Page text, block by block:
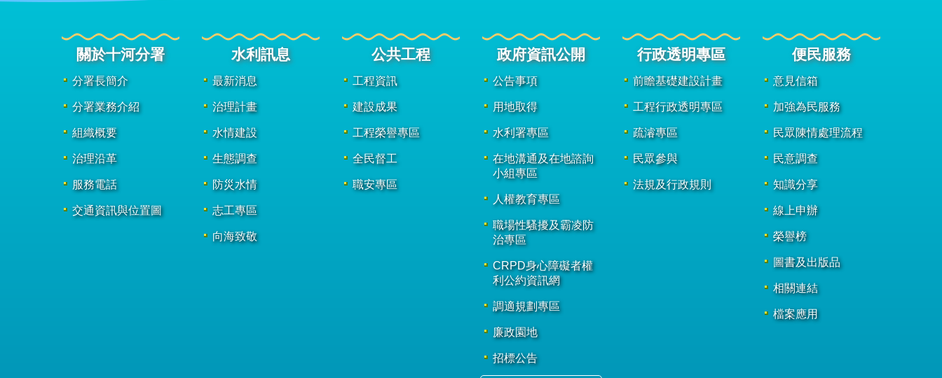
關於十河分署
分署長簡介
分署業務介紹
組織概要
治理沿革
服務電話
交通資訊與位置圖
水利訊息
最新消息
治理計畫
水情建設
生態調查
防災水情
志工專區
向海致敬
公共工程
工程資訊
建設成果
工程榮譽專區
全民督工
職安專區
政府資訊公開
公告事項
用地取得
水利署專區
在地溝通及在地諮詢
小組專區
人權教育專區
職場性騷擾及霸凌防
治專區
CRPD身心障礙者權
利公約資訊網
調適規劃專區
廉政園地
招標公告
行政透明專區
前瞻基礎建設計畫
工程行政透明專區
疏濬專區
民眾參與
法規及行政規則
便民服務
意見信箱
加強為民服務
民眾陳情處理流程
民意調查
知識分享
線上申辦
榮譽榜
圖書及出版品
相關連結
檔案應用